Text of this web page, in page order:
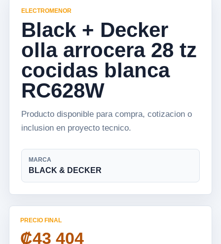
ELECTROMENOR
Black + Decker
olla arrocera 28 tz
cocidas blanca
RC628W
Producto disponible para compra, cotizacion o
inclusion en proyecto tecnico.
MARCA
BLACK & DECKER
PRECIO FINAL
₡43 404